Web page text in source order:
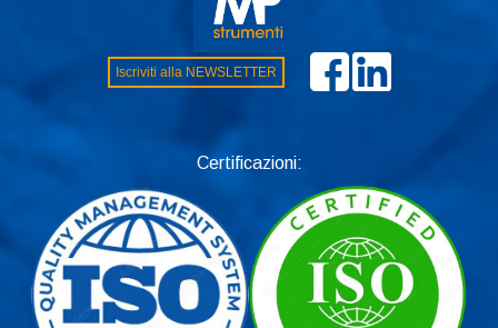
Iscriviti alla NEWSLETTER
Certificazioni: